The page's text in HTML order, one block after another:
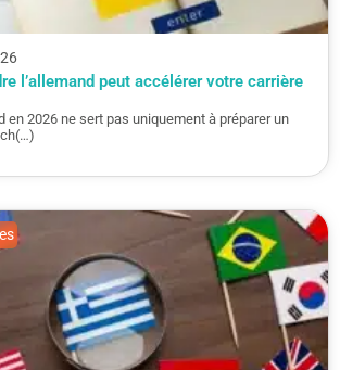
l’allemand peut accélérer votre carrière
en 2026 ne sert pas uniquement à préparer un